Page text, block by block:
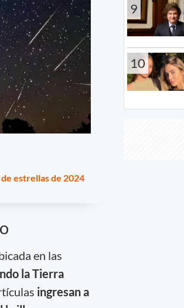
estrellas de 2024
en las
la Tierra
ingresan a
9
10